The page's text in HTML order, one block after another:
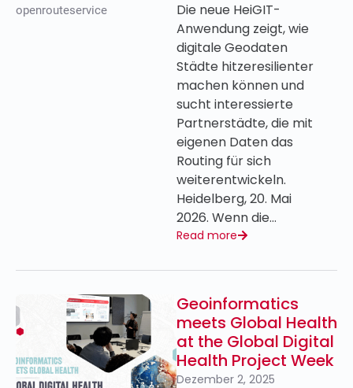
openrouteservice
Die neue HeiGIT-
Anwendung zeigt, wie
digitale Geodaten
Städte hitzeresilienter
machen können und
sucht interessierte
Partnerstädte, die mit
eigenen Daten das
Routing für sich
weiterentwickeln.
Heidelberg, 20. Mai
2026. Wenn die…
Read more
Geoinformatics
meets Global Health
at the Global Digital
Health Project Week
Dezember 2, 2025